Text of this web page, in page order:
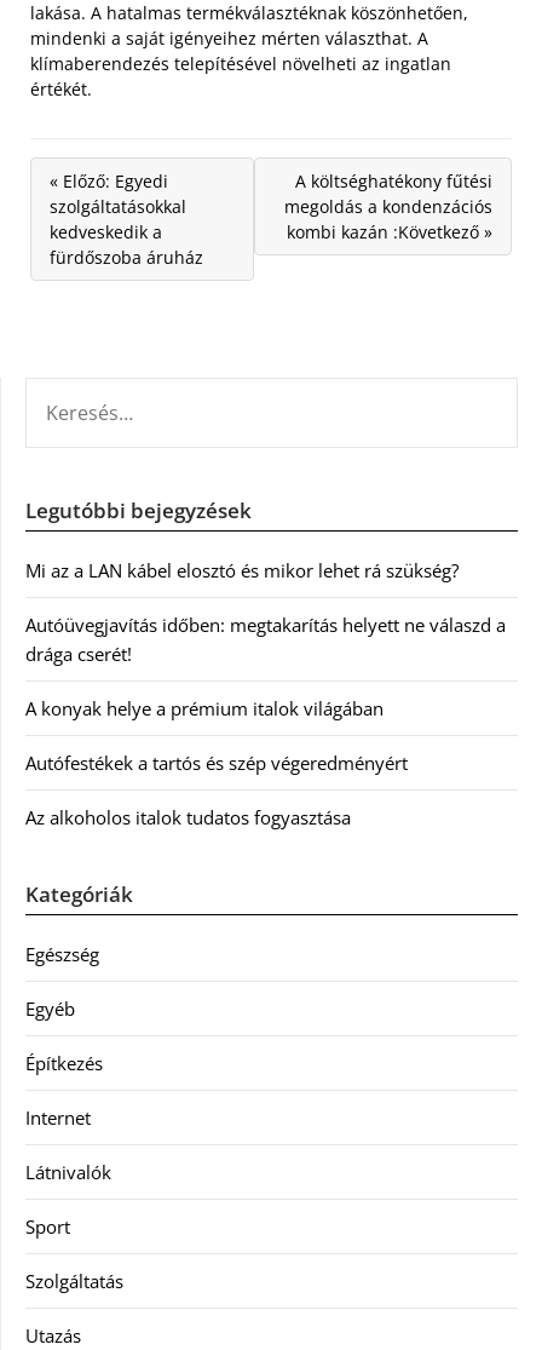
lakása. A hatalmas termékválasztéknak köszönhetően,
mindenki a saját igényeihez mérten választhat. A
klímaberendezés telepítésével növelheti az ingatlan
értékét.
« Előző: Egyedi
szolgáltatásokkal
kedveskedik a
fürdőszoba áruház
A költséghatékony fűtési
megoldás a kondenzációs
kombi kazán :Következő »
Legutóbbi bejegyzések
Mi az a LAN kábel elosztó és mikor lehet rá szükség?
Autóüvegjavítás időben: megtakarítás helyett ne válaszd a
drága cserét!
A konyak helye a prémium italok világában
Autófestékek a tartós és szép végeredményért
Az alkoholos italok tudatos fogyasztása
Kategóriák
Egészség
Egyéb
Építkezés
Internet
Látnivalók
Sport
Szolgáltatás
Utazás